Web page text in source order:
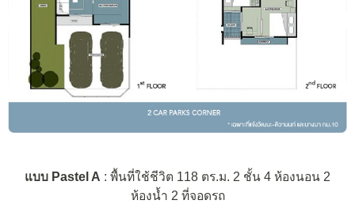
แบบ Pastel A : พื้นที่ใช้ชีวิต 118 ตร.ม. 2 ชั้น 4 ห้องนอน 2
ห้องน้ำ 2 ที่จอดรถ